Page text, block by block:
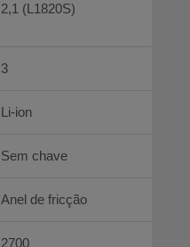
2,1 (L1820S)
3
Li-ion
Sem chave
Anel de fricção
2700